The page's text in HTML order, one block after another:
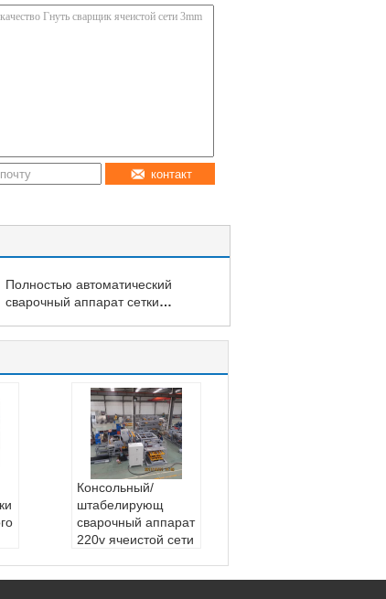
контакт
Полностью автоматический
сварочный аппарат сетки
Консольный/
штабелирующ
сварочный аппарат
220v ячеистой сети